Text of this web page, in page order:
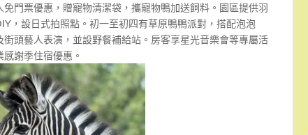
免門票優惠，贈寵物清潔袋，攜寵物鴨加送飼料。園區提供羽
，設日式拍照點。初一至初四有草原鴨鴨派對，搭配泡泡
街頭藝人表演，並設野餐補給站。房客享星光音樂會等專屬活
謝季住宿優惠。